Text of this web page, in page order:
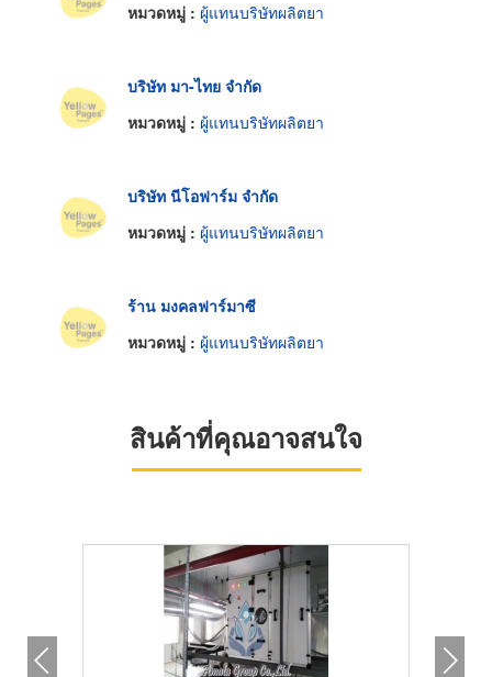
หมวดหมู่ : ผู้แทนบริษัทผลิตยา
บริษัท มา-ไทย จำกัด
หมวดหมู่ : ผู้แทนบริษัทผลิตยา
บริษัท นีโอฟาร์ม จำกัด
หมวดหมู่ : ผู้แทนบริษัทผลิตยา
ร้าน มงคลฟาร์มาซี
หมวดหมู่ : ผู้แทนบริษัทผลิตยา
สินค้าที่คุณอาจสนใจ